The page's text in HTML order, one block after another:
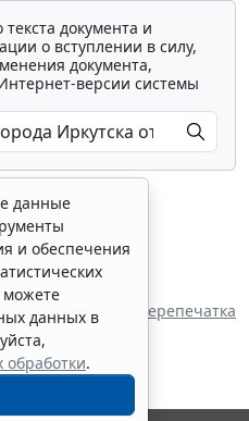
документа и
о вступлении в силу,
документа,
версии системы
материалы
Перепечатка
данные
и обеспечения
можете
данных в
обработки.